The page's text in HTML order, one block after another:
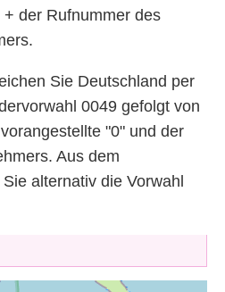
der Rufnummer des
Sie Deutschland per
0049 gefolgt von
"0" und der
Aus dem
alternativ die Vorwahl